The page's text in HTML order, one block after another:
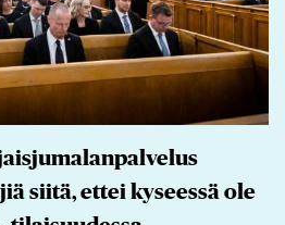
siitä, ettei kyseessä ole